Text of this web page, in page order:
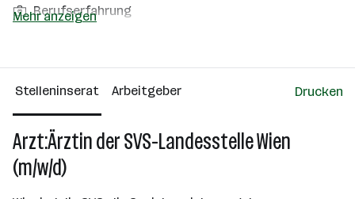
Berufserfahrung
2501 - 10000 Mitarbeiter*innen
Wien
Mehr anzeigen
Stelleninserat Arbeitgeber Drucken
Arzt:Ärztin der SVS-Landesstelle Wien
(m/w/d)